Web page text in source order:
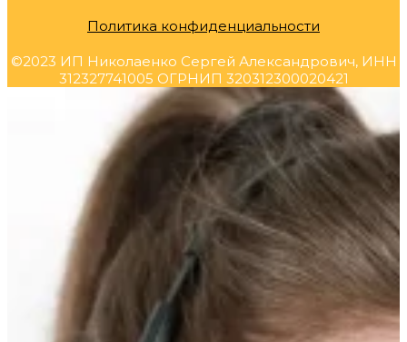
Политика конфиденциальности
©2023 ИП Николаенко Сергей Александрович, ИНН
312327741005 ОГРНИП 320312300020421